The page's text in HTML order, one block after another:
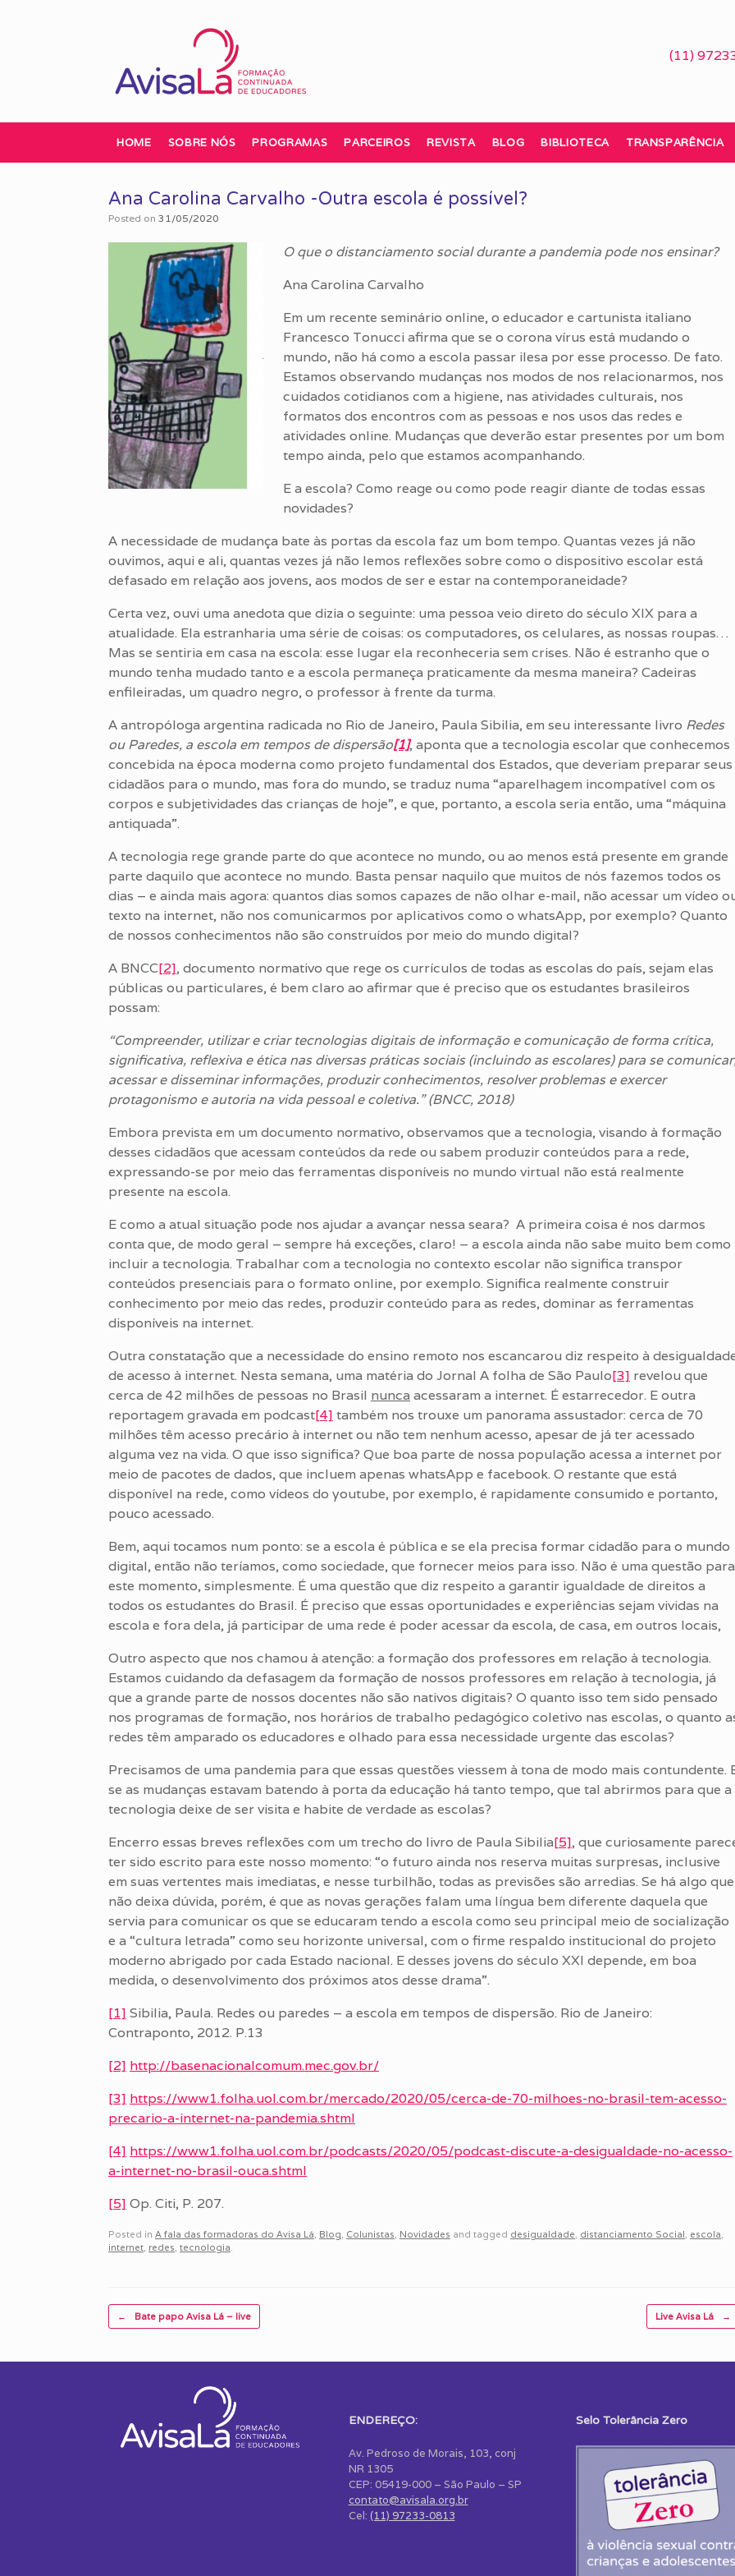
(11)
HOME SOBRE NÓS PROGRAMAS PARCEIROS REVISTA BLOG BIBLIOTECA TRANSPARÊNCIA
Ana Carolina Carvalho -Outra escola é possível?
Posted on 31/05/2020
O que o distanciamento social durante a pandemia pode nos ensinar?
Ana Carolina Carvalho
Em um recente seminário online, o educador e cartunista italiano
Francesco Tonucci afirma que se o corona vírus está mudando o
mundo, não há como a escola passar ilesa por esse processo. De fato.
Estamos observando mudanças nos modos de nos relacionarmos, nos
cuidados cotidianos com a higiene, nas atividades culturais, nos
formatos dos encontros com as pessoas e nos usos das redes e
atividades online. Mudanças que deverão estar presentes por um bom
tempo ainda, pelo que estamos acompanhando.
E a escola? Como reage ou como pode reagir diante de todas essas
novidades?
A necessidade de mudança bate às portas da escola faz um bom tempo. Quantas vezes já não
ouvimos, aqui e ali, quantas vezes já não lemos reflexões sobre como o dispositivo escolar está
defasado em relação aos jovens, aos modos de ser e estar na contemporaneidade?
Certa vez, ouvi uma anedota que dizia o seguinte: uma pessoa veio direto do século XIX para a
atualidade. Ela estranharia uma série de coisas: os computadores, os celulares, as nossas roupas…
Mas se sentiria em casa na escola: esse lugar ela reconheceria sem crises. Não é estranho que o
mundo tenha mudado tanto e a escola permaneça praticamente da mesma maneira? Cadeiras
enfileiradas, um quadro negro, o professor à frente da turma.
A antropóloga argentina radicada no Rio de Janeiro, Paula Sibilia, em seu interessante livro Redes
ou Paredes, a escola em tempos de dispersão[1], aponta que a tecnologia escolar que conhecemos
concebida na época moderna como projeto fundamental dos Estados, que deveriam preparar seus
cidadãos para o mundo, mas fora do mundo, se traduz numa “aparelhagem incompatível com os
corpos e subjetividades das crianças de hoje”, e que, portanto, a escola seria então, uma “máquina
antiquada”.
A tecnologia rege grande parte do que acontece no mundo, ou ao menos está presente em grande
parte daquilo que acontece no mundo. Basta pensar naquilo que muitos de nós fazemos todos os
dias – e ainda mais agora: quantos dias somos capazes de não olhar e-mail, não acessar um vídeo
texto na internet, não nos comunicarmos por aplicativos como o whatsApp, por exemplo? Quanto
de nossos conhecimentos não são construídos por meio do mundo digital?
A BNCC[2], documento normativo que rege os currículos de todas as escolas do país, sejam elas
públicas ou particulares, é bem claro ao afirmar que é preciso que os estudantes brasileiros
possam:
“Compreender, utilizar e criar tecnologias digitais de informação e comunicação de forma crítica,
significativa, reflexiva e ética nas diversas práticas sociais (incluindo as escolares) para se
acessar e disseminar informações, produzir conhecimentos, resolver problemas e exercer
protagonismo e autoria na vida pessoal e coletiva.” (BNCC, 2018)
Embora prevista em um documento normativo, observamos que a tecnologia, visando à formação
desses cidadãos que acessam conteúdos da rede ou sabem produzir conteúdos para a rede,
expressando-se por meio das ferramentas disponíveis no mundo virtual não está realmente
presente na escola.
E como a atual situação pode nos ajudar a avançar nessa seara? A primeira coisa é nos darmos
conta que, de modo geral – sempre há exceções, claro! – a escola ainda não sabe muito bem como
incluir a tecnologia. Trabalhar com a tecnologia no contexto escolar não significa transpor
conteúdos presenciais para o formato online, por exemplo. Significa realmente construir
conhecimento por meio das redes, produzir conteúdo para as redes, dominar as ferramentas
disponíveis na internet.
Outra constatação que a necessidade do ensino remoto nos escancarou diz respeito à
de acesso à internet. Nesta semana, uma matéria do Jornal A folha de São Paulo[3] revelou que
cerca de 42 milhões de pessoas no Brasil nunca acessaram a internet. É estarrecedor. E outra
reportagem gravada em podcast[4] também nos trouxe um panorama assustador: cerca de 70
milhões têm acesso precário à internet ou não tem nenhum acesso, apesar de já ter acessado
alguma vez na vida. O que isso significa? Que boa parte de nossa população acessa a internet por
meio de pacotes de dados, que incluem apenas whatsApp e facebook. O restante que está
disponível na rede, como vídeos do youtube, por exemplo, é rapidamente consumido e portanto,
pouco acessado.
Bem, aqui tocamos num ponto: se a escola é pública e se ela precisa formar cidadão para o mundo
digital, então não teríamos, como sociedade, que fornecer meios para isso. Não é uma questão para
este momento, simplesmente. É uma questão que diz respeito a garantir igualdade de direitos a
todos os estudantes do Brasil. É preciso que essas oportunidades e experiências sejam vividas na
escola e fora dela, já participar de uma rede é poder acessar da escola, de casa, em outros locais,
Outro aspecto que nos chamou à atenção: a formação dos professores em relação à tecnologia.
Estamos cuidando da defasagem da formação de nossos professores em relação à tecnologia, já
que a grande parte de nossos docentes não são nativos digitais? O quanto isso tem sido pensado
nos programas de formação, nos horários de trabalho pedagógico coletivo nas escolas, o quanto
redes têm amparado os educadores e olhado para essa necessidade urgente das escolas?
Precisamos de uma pandemia para que essas questões viessem à tona de modo mais contundente.
se as mudanças estavam batendo à porta da educação há tanto tempo, que tal abrirmos para que a
tecnologia deixe de ser visita e habite de verdade as escolas?
Encerro essas breves reflexões com um trecho do livro de Paula Sibilia[5], que curiosamente
ter sido escrito para este nosso momento: “o futuro ainda nos reserva muitas surpresas, inclusive
em suas vertentes mais imediatas, e nesse turbilhão, todas as previsões são arredias. Se há algo que
não deixa dúvida, porém, é que as novas gerações falam uma língua bem diferente daquela que
servia para comunicar os que se educaram tendo a escola como seu principal meio de socialização
e a “cultura letrada” como seu horizonte universal, com o firme respaldo institucional do projeto
moderno abrigado por cada Estado nacional. E desses jovens do século XXI depende, em boa
medida, o desenvolvimento dos próximos atos desse drama”.
[1] Sibilia, Paula. Redes ou paredes – a escola em tempos de dispersão. Rio de Janeiro:
Contraponto, 2012. P.13
[2] http://basenacionalcomum.mec.gov.br/
[3] https://www1.folha.uol.com.br/mercado/2020/05/cerca-de-70-milhoes-no-brasil-tem-acesso-
precario-a-internet-na-pandemia.shtml
[4] https://www1.folha.uol.com.br/podcasts/2020/05/podcast-discute-a-desigualdade-no-acesso-
a-internet-no-brasil-ouca.shtml
[5] Op. Citi, P. 207.
Posted in A fala das formadoras do Avisa Lá Blog Colunistas Novidades and tagged desigualdade distanciamento Social escola
internet redes tecnologia
Post navigation
← Bate papo Avisa Lá – live Live Avisa Lá →
ENDEREÇO:
Av. Pedroso de Morais, 103, conj
NR 1305
CEP: 05419-000 – São Paulo – SP
contato@avisala.org.br
Cel: (11) 97233-0813
Selo Tolerância Zero